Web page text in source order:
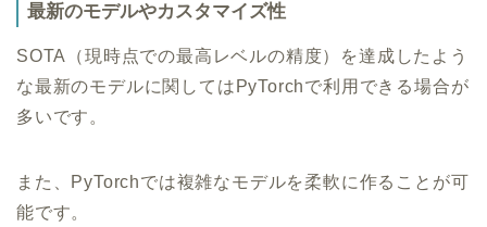
最新のモデルやカスタマイズ性
SOTA（現時点での最高レベルの精度）を達成したよう
な最新のモデルに関してはPyTorchで利用できる場合が
多いです。
また、PyTorchでは複雑なモデルを柔軟に作ることが可
能です。